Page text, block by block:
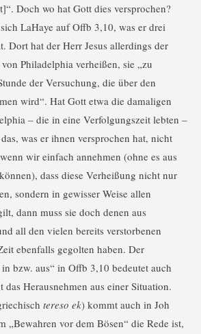
Doch wo hat Gott dies versprochen?
LaHaye auf Offb 3,10, was er drei
Dort hat der Herr Jesus allerdings der
Philadelphia verheißen, sie „zu
der Versuchung, die über den
wird“. Hat Gott etwa die damaligen
– die in eine Verfolgungszeit lebten –
was er ihnen versprochen hat, nicht
wir einfach annehmen (ohne es aus
dass diese Verheißung nicht nur
sondern in gewisser Weise allen
dann muss sie doch denen aus
all den vielen bereits verstorbenen
ebenfalls gegolten haben. Der
bzw. aus“ in Offb 3,10 bedeutet auch
das Herausnehmen aus einer Situation.
tereso ek) kommt auch in Joh
„Bewahren vor dem Bösen“ die Rede ist,